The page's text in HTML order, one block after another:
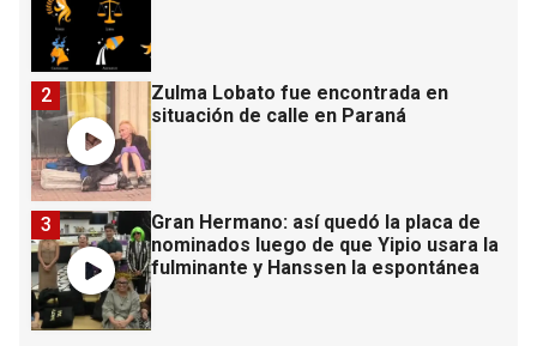
Zulma Lobato fue encontrada en
situación de calle en Paraná
2
Gran Hermano: así quedó la placa de
nominados luego de que Yipio usara la
fulminante y Hanssen la espontánea
3